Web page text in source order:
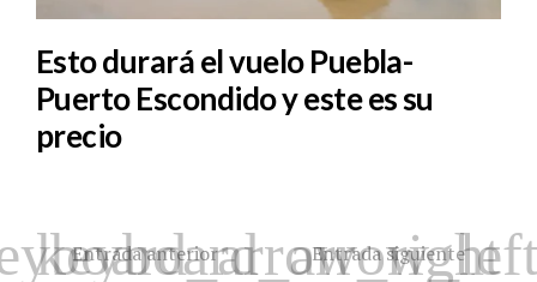
Esto durará el vuelo Puebla-
Puerto Escondido y este es su
precio
Entrada anterior Entrada siguiente